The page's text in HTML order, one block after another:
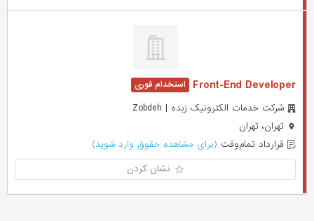
Front-End Developer
شرکت خدمات الکترونیک زبده | Zobdeh
تهران، تهران
قرارداد تمام‌وقت (برای مشاهده حقوق وارد شوید)
نشان کردن